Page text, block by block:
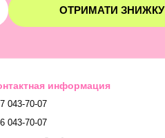
ОТРИМАТИ ЗНИЖКУ
информация
043-70-07
043-70-07